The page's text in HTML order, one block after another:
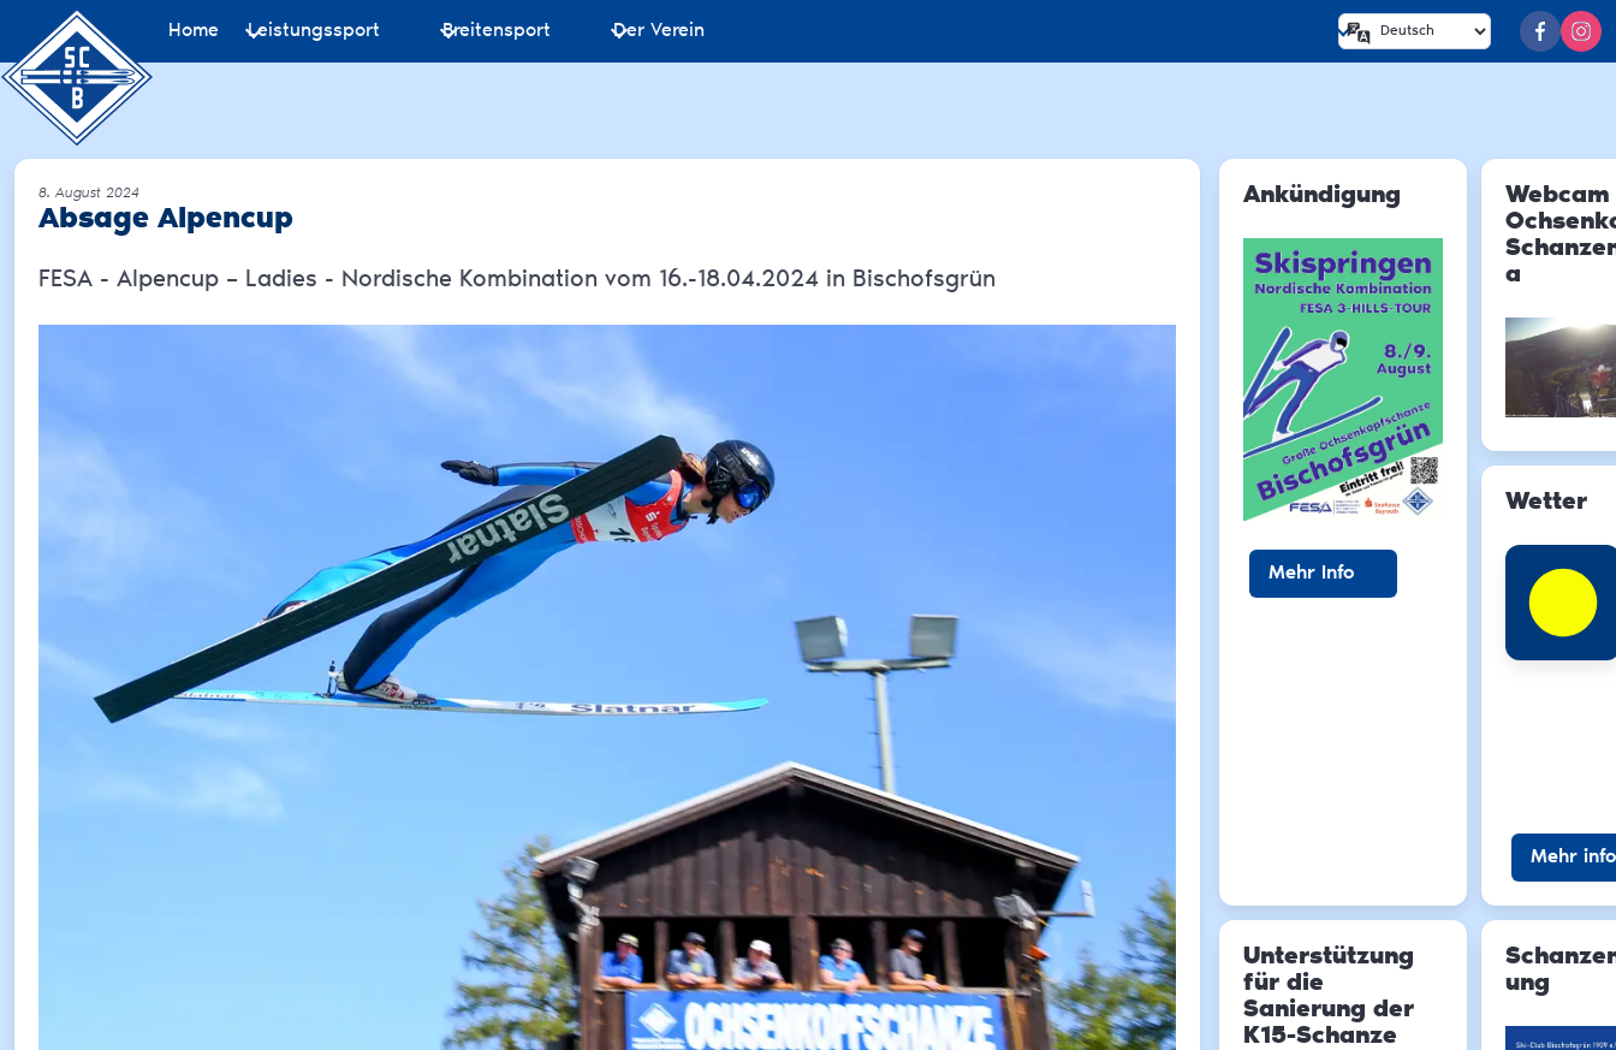
Home Leistungssport Breitensport Der Verein
8. August 2024
Absage Alpencup
FESA - Alpencup – Ladies - Nordische Kombination vom 16.-18.04.2024 in Bischofsgrün
Ankündigung
Mehr Info
Webcam
a
Wetter
Mehr info
Unterstützung
für die
Sanierung der
K15-Schanze
ung